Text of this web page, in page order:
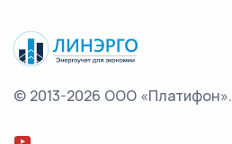
© 2013-2026 ООО «Платифон».